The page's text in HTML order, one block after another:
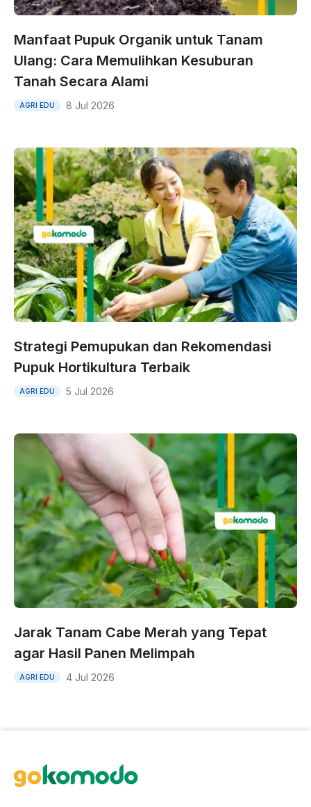
Manfaat Pupuk Organik untuk Tanam
Ulang: Cara Memulihkan Kesuburan
Tanah Secara Alami
AGRI EDU 8 Jul 2026
Strategi Pemupukan dan Rekomendasi
Pupuk Hortikultura Terbaik
AGRI EDU 5 Jul 2026
Jarak Tanam Cabe Merah yang Tepat
agar Hasil Panen Melimpah
AGRI EDU 4 Jul 2026